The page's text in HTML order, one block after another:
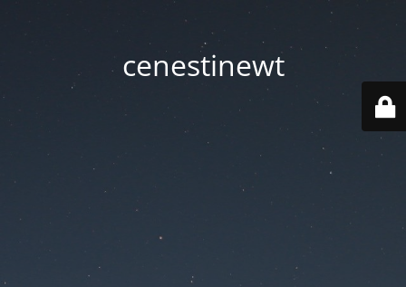
cenestinewt